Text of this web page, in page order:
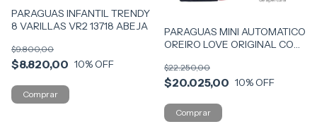
PARAGUAS INFANTIL TRENDY
8 VARILLAS VR2 13718 ABEJA
$8.820,00
$9.800,00
10% OFF
PARAGUAS MINI AUTOMATICO
OREIRO LOVE ORIGINAL COD
$20.025,00
$22.250,00
10% OFF